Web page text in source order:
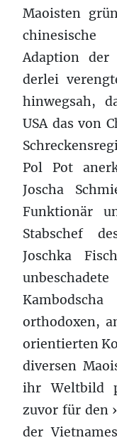
Maoisten
Adaption der
derlei
hinwegsah,
USA das von
Pol Pot
Joscha
Funktionär
Stabschef
Joschka
orthodoxen,
orientierten
diversen
ihr Weltbild
zuvor für den
der